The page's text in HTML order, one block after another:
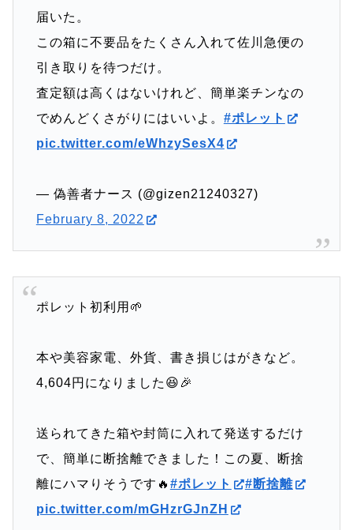
届いた。
この箱に不要品をたくさん入れて佐川急便の
引き取りを待つだけ。
査定額は高くはないけれど、簡単楽チンなの
でめんどくさがりにはいいよ。 #ポレット
pic.twitter.com/eWhzySesX4
— 偽善者ナース (@gizen21240327)
February 8, 2022
ポレット初利用🌱
本や美容家電、外貨、書き損じはがきなど。
4,604円になりました😆🎉
送られてきた箱や封筒に入れて発送するだけ
で、簡単に断捨離できました！この夏、断捨
離にハマりそうです🔥 #ポレット
#断捨離
pic.twitter.com/mGHzrGJnZH